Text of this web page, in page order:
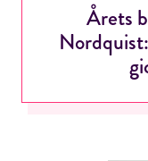
Årets